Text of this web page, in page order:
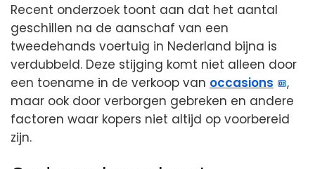
Recent onderzoek toont aan dat het aantal
geschillen na de aanschaf van een
tweedehands voertuig in Nederland bijna is
verdubbeld. Deze stijging komt niet alleen door
een toename in de verkoop van occasions
,
maar ook door verborgen gebreken en andere
factoren waar kopers niet altijd op voorbereid
zijn.